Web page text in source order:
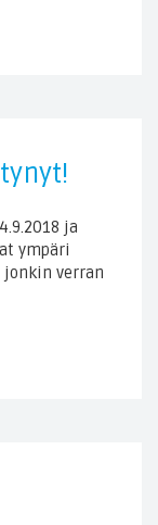
ja
ympäri
verran